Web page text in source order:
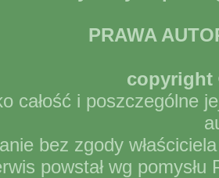
PRAWA
copyright
całość i poszczególne
bez zgody
powstał wg